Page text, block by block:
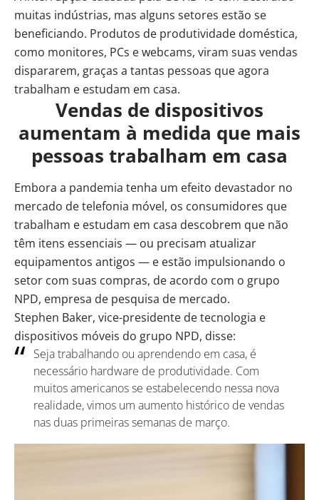
muitas indústrias, mas alguns setores estão se
beneficiando. Produtos de produtividade doméstica,
como monitores, PCs e webcams, viram suas vendas
dispararem, graças a tantas pessoas que agora
trabalham e estudam em casa.
Vendas de dispositivos
aumentam à medida que mais
pessoas trabalham em casa
Embora a pandemia tenha um efeito devastador no
mercado de telefonia móvel, os consumidores que
trabalham e estudam em casa descobrem que não
têm itens essenciais — ou precisam atualizar
equipamentos antigos — e estão impulsionando o
setor com suas compras, de acordo com o grupo
NPD, empresa de pesquisa de mercado.
Stephen Baker, vice-presidente de tecnologia e
dispositivos móveis do grupo NPD, disse:
Seja trabalhando ou aprendendo em casa, é
necessário hardware de produtividade. Com
muitos americanos se estabelecendo nessa nova
realidade, vimos um aumento histórico de vendas
nas duas primeiras semanas de março.